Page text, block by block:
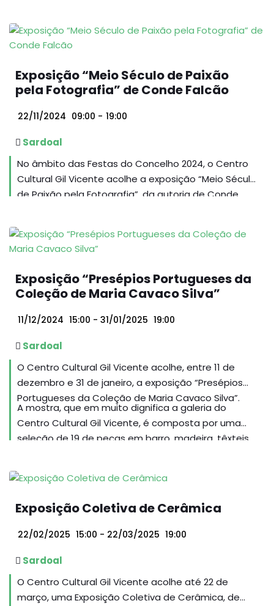
Exposição “Meio Século de Paixão
pela Fotografia” de Conde Falcão
22/11/2024 09:00 - 19:00
Sardoal
No âmbito das Festas do Concelho 2024, o Centro
Cultural Gil Vicente acolhe a exposição “Meio Século
de Paixão pela Fotografia”, da autoria de Conde
Exposição “Presépios Portugueses da
Coleção de Maria Cavaco Silva”
11/12/2024 15:00 - 31/01/2025 19:00
Sardoal
O Centro Cultural Gil Vicente acolhe, entre 11 de
dezembro e 31 de janeiro, a exposição “Presépios
Portugueses da Coleção de Maria Cavaco Silva”.
A mostra, que em muito dignifica a galeria do
Centro Cultural Gil Vicente, é composta por uma
seleção de 19 de peças em barro, madeira, têxteis,
Exposição Coletiva de Cerâmica
22/02/2025 15:00 - 22/03/2025 19:00
Sardoal
O Centro Cultural Gil Vicente acolhe até 22 de
março, uma Exposição Coletiva de Cerâmica, de